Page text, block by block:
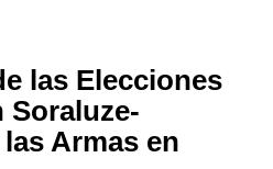
las Elecciones
Soraluze-
Armas en